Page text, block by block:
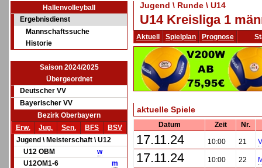
Hallenvolleyball
Ergebnisdienst
Mannschaftssuche
Historie
Saison 2024/2025
Übergeordnet
Deutscher VV
Bayerischer VV
Bezirk Oberbayern
Erw.
Jug. Sen. BFS
BSV
Jugend \ Meisterschaft \ U12
U12 OBM
w
U12OM1-6
m
Jugend \ Runde \ U14
U14 Kreisliga 1
Aktuell Spielplan Prognose
aktuelle Spiele
Datum Zeit Nr.
17.11.24 10:00 21
17.11.24 10:00 22